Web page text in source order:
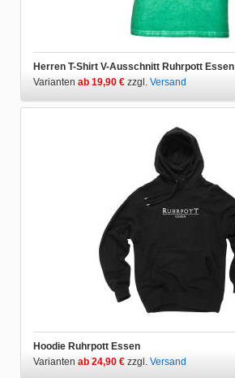
Herren T-Shirt V-Ausschnitt Ruhrpott Essen
Varianten ab 19,90 € zzgl. Versand
Hoodie Ruhrpott Essen
Varianten ab 24,90 € zzgl. Versand